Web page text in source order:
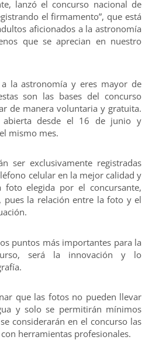
lanzó el concurso nacional de
el firmamento”, que está
aficionados a la astronomía
que se aprecian en nuestro
la astronomía y eres mayor de
son las bases del concurso
de manera voluntaria y gratuita.
abierta desde el 16 de junio y
mismo mes.
ser exclusivamente registradas
celular en la mejor calidad y
foto elegida por el concursante,
pues la relación entre la foto y el
puntos más importantes para la
será la innovación y lo
que las fotos no pueden llevar
y solo se permitirán mínimos
considerarán en el concurso las
herramientas profesionales.